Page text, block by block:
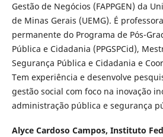
Gestão de Negócios (FAPPGEN) da
de Minas Gerais (UEMG). É
permanente do Programa de Pós-
Pública e Cidadania (PPGSPCid),
Segurança Pública e Cidadania e
Tem experiência e desenvolve
gestão social com foco na inovação
administração pública e segurança
Alyce Cardoso Campos, Instituto